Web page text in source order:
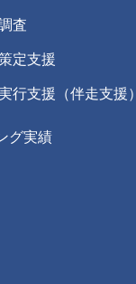
査
定支援
行支援（伴走支援）
グ実績